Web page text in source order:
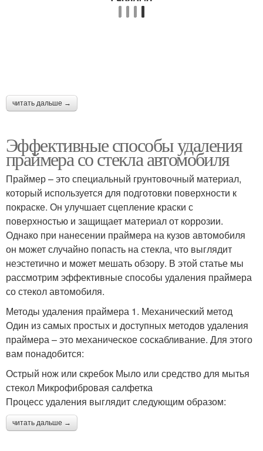
читать дальше →
Эффективные способы удаления
праймера со стекла автомобиля
Праймер – это специальный грунтовочный материал,
который используется для подготовки поверхности к
покраске. Он улучшает сцепление краски с
поверхностью и защищает материал от коррозии.
Однако при нанесении праймера на кузов автомобиля
он может случайно попасть на стекла, что выглядит
неэстетично и может мешать обзору. В этой статье мы
рассмотрим эффективные способы удаления праймера
со стекол автомобиля.
Методы удаления праймера 1. Механический метод
Один из самых простых и доступных методов удаления
праймера – это механическое соскабливание. Для этого
вам понадобится:
Острый нож или скребок Мыло или средство для мытья
стекол Микрофибровая салфетка
Процесс удаления выглядит следующим образом:
читать дальше →